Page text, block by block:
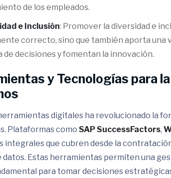
de los empleados.
e Inclusión: Promover la diversidad e
correcto, sino que también aporta una
de decisiones y fomentan la innovación.
y Tecnologías para
digitales ha revolucionado la
Plataformas como SAP SuccessFactors,
integrales que cubren desde la
datos. Estas herramientas permiten una
para tomar decisiones